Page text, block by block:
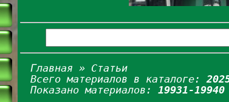
Главная » Статьи
Всего материалов в каталоге:
Показано материалов:19931-19940